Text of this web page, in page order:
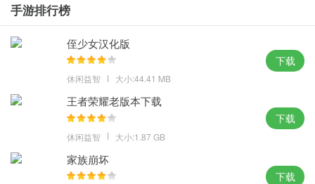
现。
探索未知的地图和房屋，收集各种武器、装备和食物来生存。
僵尸只在晚上出现，你应该找到它们并射击它们来保卫你的家园。
操作简单，游戏画面清新简单，玩法多样，采用第一人称视角。
游戏中有多种枪械供玩家自由选择，寻找隐藏的僵尸来射击它们。
您可以保存更多的队友并扩大团队规模。 多个拥有特殊能力的角色
等待你的救援，极大增强你的团队实力。
手游排行榜
侄少女汉化版
休闲益智 大小:44.41 MB
下载
王者荣耀老版本下载
休闲益智 大小:1.87 GB
下载
家族崩坏
下载